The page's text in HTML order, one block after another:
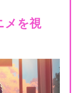
メを視